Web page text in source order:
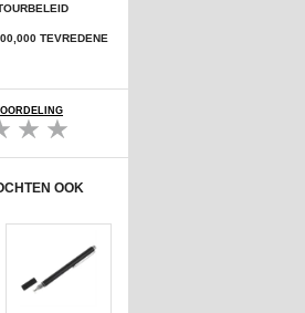
TEVREDENE
OOK